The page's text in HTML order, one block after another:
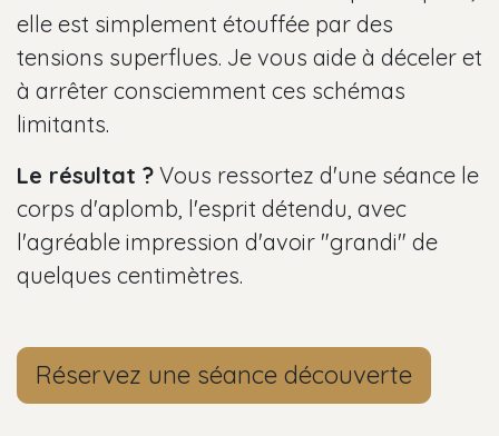
elle est simplement étouffée par des
tensions superflues. Je vous aide à déceler et
à arrêter consciemment ces schémas
limitants.
Le résultat ? Vous ressortez d'une séance le
corps d'aplomb, l'esprit détendu, avec
l'agréable impression d'avoir "grandi" de
quelques centimètres.
Réservez une séance découverte